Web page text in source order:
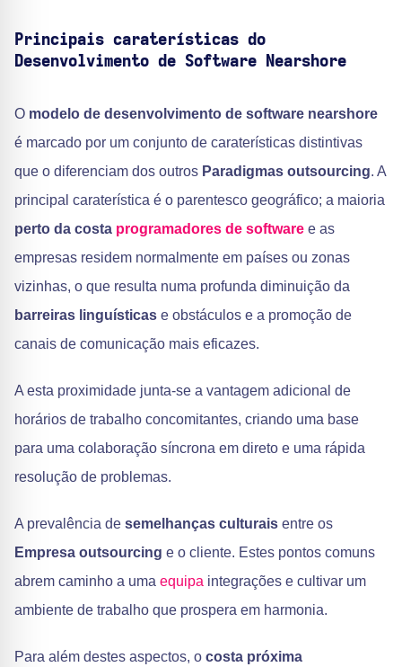
Principais caraterísticas do
Desenvolvimento de Software Nearshore
O modelo de desenvolvimento de software nearshore
é marcado por um conjunto de caraterísticas distintivas
que o diferenciam dos outros Paradigmas outsourcing. A
principal caraterística é o parentesco geográfico; a maioria
perto da costa programadores de software e as
empresas residem normalmente em países ou zonas
vizinhas, o que resulta numa profunda diminuição da
barreiras linguísticas e obstáculos e a promoção de
canais de comunicação mais eficazes.
A esta proximidade junta-se a vantagem adicional de
horários de trabalho concomitantes, criando uma base
para uma colaboração síncrona em direto e uma rápida
resolução de problemas.
A prevalência de semelhanças culturais entre os
Empresa outsourcing e o cliente. Estes pontos comuns
abrem caminho a uma equipa integrações e cultivar um
ambiente de trabalho que prospera em harmonia.
Para além destes aspectos, o costa próxima